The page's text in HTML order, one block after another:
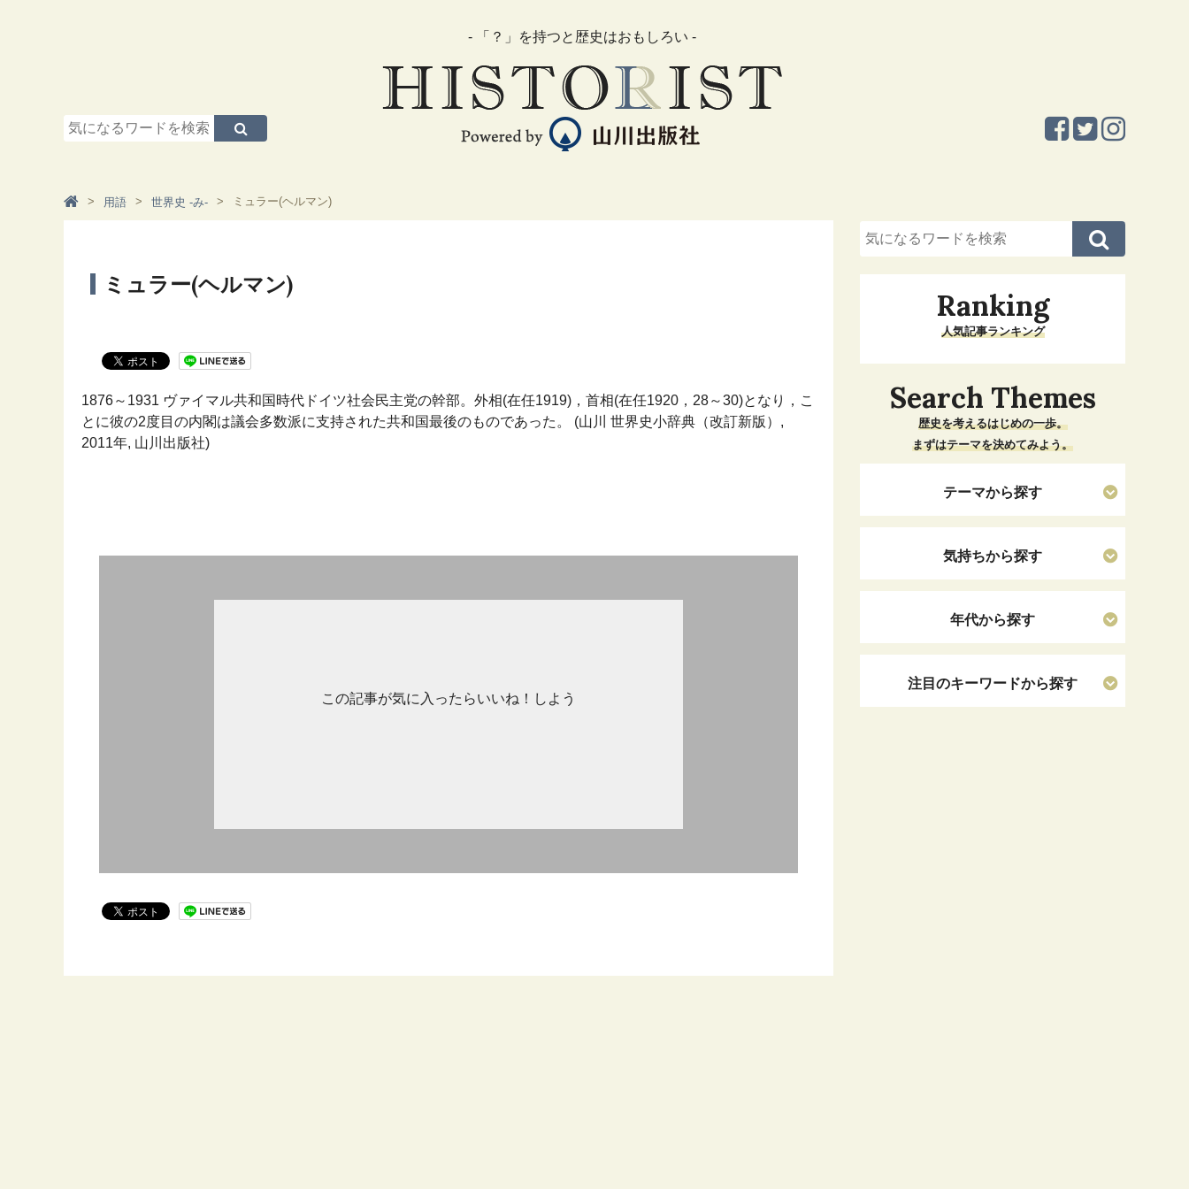
- 「？」を持つと歴史はおもしろい -
用語 世界史 -み- ミュラー(ヘルマン)
ミュラー(ヘルマン)
1876～1931 ヴァイマル共和国時代ドイツ社会民主党の幹部。外相(在任1919)，首相(在任1920，28～30)となり，こ
とに彼の2度目の内閣は議会多数派に支持された共和国最後のものであった。 (山川 世界史小辞典（改訂新版）,
2011年, 山川出版社)
この記事が気に入ったらいいね！しよう
Ranking
人気記事ランキング
Search Themes
歴史を考えるはじめの一歩。
まずはテーマを決めてみよう。
テーマから探す
気持ちから探す
年代から探す
注目のキーワードから探す